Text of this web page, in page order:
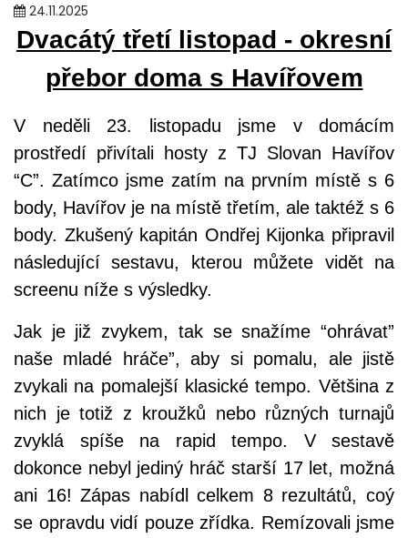
24.11.2025
Dvacátý třetí listopad - okresní
přebor doma s Havířovem
V neděli 23. listopadu jsme v domácím
prostředí přivítali hosty z TJ Slovan Havířov
“C”. Zatímco jsme zatím na prvním místě s 6
body, Havířov je na místě třetím, ale taktéž s 6
body. Zkušený kapitán Ondřej Kijonka připravil
následující sestavu, kterou můžete vidět na
screenu níže s výsledky.
Jak je již zvykem, tak se snažíme “ohrávat”
naše mladé hráče”, aby si pomalu, ale jistě
zvykali na pomalejší klasické tempo. Většina z
nich je totiž z kroužků nebo různých turnajů
zvyklá spíše na rapid tempo. V sestavě
dokonce nebyl jediný hráč starší 17 let, možná
ani 16! Zápas nabídl celkem 8 rezultátů, coý
se opravdu vidí pouze zřídka. Remízovali jsme